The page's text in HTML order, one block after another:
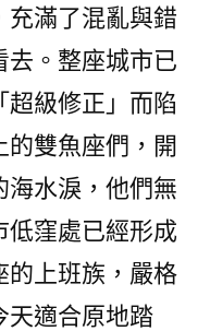
充滿了混亂與錯
去。整座城市已
超級修正」而陷
的雙魚座們，開
海水淚，他們無
低窪處已經形成
的上班族，嚴格
天適合原地踏